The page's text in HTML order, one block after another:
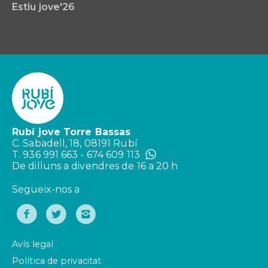
Estiu jove'26
Rubí jove Torre Bassas
C. Sabadell, 18, 08191 Rubí
T. 936 991 663 - 674 609 113
De dilluns a divendres de 16 a 20 h
Segueix-nos a
Avís legal
Política de privacitat